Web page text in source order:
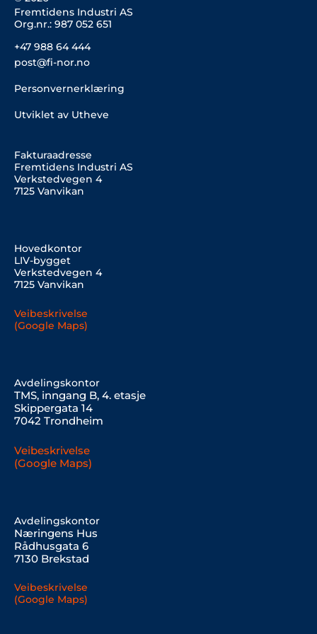
Fremtidens Industri AS
Org.nr.: 987 052 651
+47 988 64 444
post@fi-nor.no
Personvernerklæring
Utviklet av Utheve
Fakturaadresse
Fremtidens Industri AS
Verkstedvegen 4
7125 Vanvikan
Hovedkontor
LIV-bygget
Verkstedvegen 4
7125 Vanvikan
Veibeskrivelse
(Google Maps)
Avdelingskontor
TMS, inngang B, 4. etasje
Skippergata 14
7042 Trondheim
Veibeskrivelse
(Google Maps)
Avdelingskontor
Næringens Hus
Rådhusgata 6
7130 Brekstad
Veibeskrivelse
(Google Maps)